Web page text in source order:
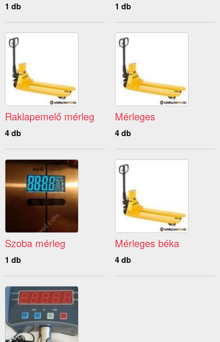
1 db 1 db
Raklapemelő mérleg
4 db
Mérleges
4 db
Szoba mérleg
1 db
Mérleges béka
4 db